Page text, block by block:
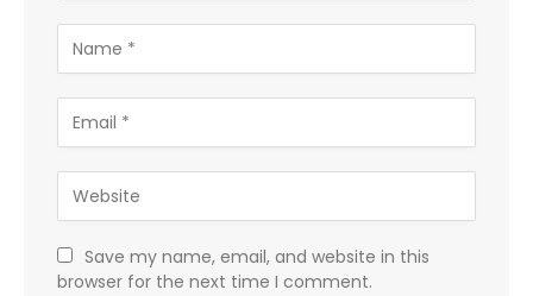
Save my name, email, and website in this
browser for the next time I comment.